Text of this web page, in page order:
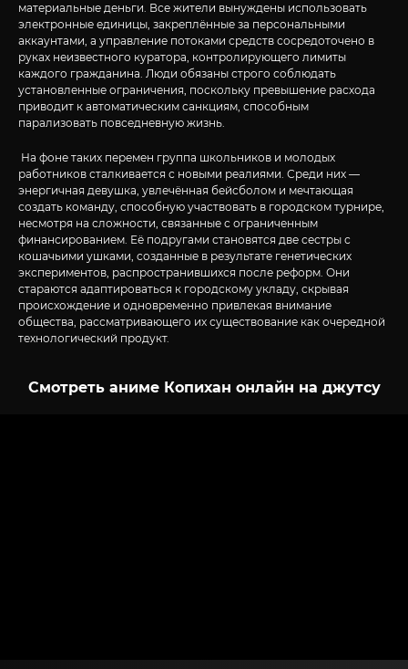
материальные деньги. Все жители вынуждены использовать
электронные единицы, закреплённые за персональными
аккаунтами, а управление потоками средств сосредоточено в
руках неизвестного куратора, контролирующего лимиты
каждого гражданина. Люди обязаны строго соблюдать
установленные ограничения, поскольку превышение расхода
приводит к автоматическим санкциям, способным
парализовать повседневную жизнь.
На фоне таких перемен группа школьников и молодых
работников сталкивается с новыми реалиями. Среди них —
энергичная девушка, увлечённая бейсболом и мечтающая
создать команду, способную участвовать в городском турнире,
несмотря на сложности, связанные с ограниченным
финансированием. Её подругами становятся две сестры с
кошачьими ушками, созданные в результате генетических
экспериментов, распространившихся после реформ. Они
стараются адаптироваться к городскому укладу, скрывая
происхождение и одновременно привлекая внимание
общества, рассматривающего их существование как очередной
технологический продукт.
Смотреть аниме Копихан онлайн на джутсу